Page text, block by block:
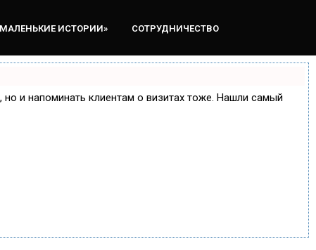
ИСТОРИИ» СОТРУДНИЧЕСТВО
но и напоминать клиентам о визитах тоже. Нашли самый